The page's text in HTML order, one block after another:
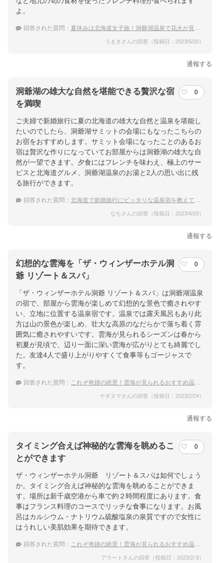
よ。
回答された質問： 夏休みは北海道女子旅！洞爺湖温泉で花火が見える宿に泊まりたい
うまきさんの回答（投稿日：2023/5/20）
通報する
洞爺湖の雄大な自然を堪能できる贅沢な宿
を満喫
0
ご夫婦で新婚旅行に夏の北海道の雄大な自然と温泉を堪能し
たいのでしたら、洞爺湖サミットの会場にもなったこちらの
お宿をおすすめします。サミット会場になったことのあるお
宿は贅沢な作りになっていてお部屋からは洞爺湖の雄大な自
然が一望できます。夕食にはフレンチを味わえ、極上のサー
ビスと北海道グルメ、洞爺湖温泉のお湯と2人の思い出に残
る旅行ができます。
回答された質問： 北海道で新婚旅行にピッタリな温泉宿を教えてください。
なちさんの回答（投稿日：2023/4/20）
通報する
幻想的な雲海を「ザ・ウィンザーホテル洞
爺 リゾート＆スパ」
0
「ザ・ウィンザーホテル洞爺 リゾート＆スパ」は洞爺湖温泉
の宿で、部屋から雲海が楽しめて幻想的な景色で癒されやす
い、立地に位置する温泉宿です。温泉では露天風呂もあり此
方は山の景色が楽しめ、壮大な高原のなだらかで落ち着く雰
囲気に癒されやすいです。雲海が見られるシーズンは春から
初夏が見頃で、辺り一面に深い雲海が広がりとても綺麗でし
た。友達4人で盛り上がりやすくて食事等もゴージャスで
す。
回答された質問： これぞ奇跡の絶景！雲海が見られるおすすめ温泉宿を教えて下さい。
ヤギヌマさんの回答（投稿日：2023/2/24）
通報する
タイミング合えば神秘的な雲海を眺めるこ
とができます
0
ザ・ウィンザーホテル洞爺 リゾート＆スパは如何でしょう
か。タイミング合えば神秘的な雲海を眺めることができま
す。場所は新千歳空港から車で約２時間程度にあります。食
事はフランス料理のコースでリッチな食事になります。お風
呂はカルシウム・ナトリウム硫酸塩泉の泉質ですので女性に
はうれしい美肌効果を期待できます。
回答された質問： これぞ奇跡の絶景！雲海が見られるおすすめ温泉宿を教えて下さい。
アラートさんの回答（投稿日：2023/2/ 8）